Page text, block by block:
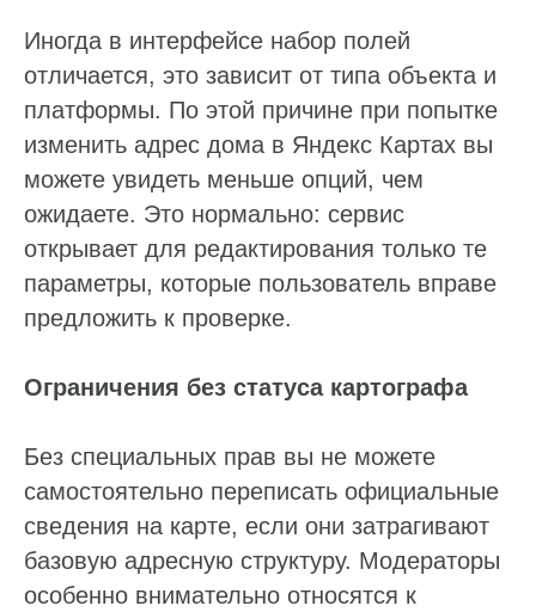
Иногда в интерфейсе набор полей
отличается, это зависит от типа объекта и
платформы. По этой причине при попытке
изменить адрес дома в Яндекс Картах вы
можете увидеть меньше опций, чем
ожидаете. Это нормально: сервис
открывает для редактирования только те
параметры, которые пользователь вправе
предложить к проверке.
Ограничения без статуса картографа
Без специальных прав вы не можете
самостоятельно переписать официальные
сведения на карте, если они затрагивают
базовую адресную структуру. Модераторы
особенно внимательно относятся к